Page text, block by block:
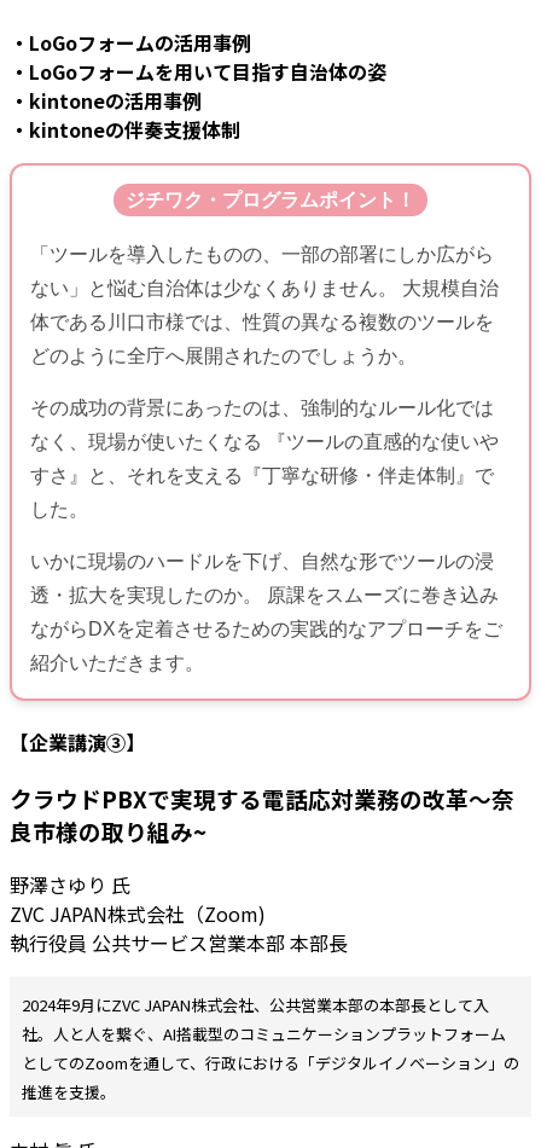
・LoGoフォームの活用事例
・LoGoフォームを用いて目指す自治体の姿
・kintoneの活用事例
・kintoneの伴奏支援体制
ジチワク・プログラムポイント！
「ツールを導入したものの、一部の部署にしか広がら
ない」と悩む自治体は少なくありません。 大規模自治
体である川口市様では、性質の異なる複数のツールを
どのように全庁へ展開されたのでしょうか。
その成功の背景にあったのは、強制的なルール化では
なく、現場が使いたくなる 『ツールの直感的な使いや
すさ』と、それを支える『丁寧な研修・伴走体制』で
した。
いかに現場のハードルを下げ、自然な形でツールの浸
透・拡大を実現したのか。 原課をスムーズに巻き込み
ながらDXを定着させるための実践的なアプローチをご
紹介いただきます。
【企業講演③】
クラウドPBXで実現する電話応対業務の改革〜奈
良市様の取り組み~
野澤さゆり 氏
ZVC JAPAN株式会社（Zoom)
執行役員 公共サービス営業本部 本部長
2024年9月にZVC JAPAN株式会社、公共営業本部の本部長として入
社。人と人を繋ぐ、AI搭載型のコミュニケーションプラットフォーム
としてのZoomを通して、行政における「デジタルイノベーション」の
推進を支援。